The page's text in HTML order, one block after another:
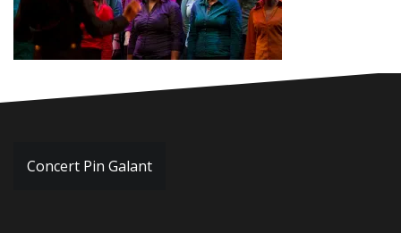
Navigation
Concert Pin Galant